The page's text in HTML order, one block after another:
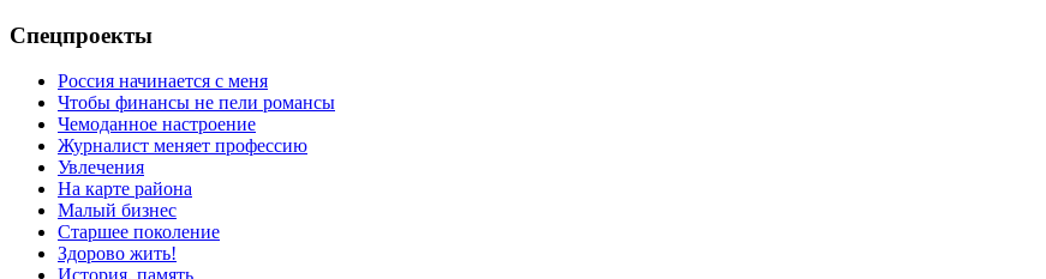
Спецпроекты
Россия начинается с меня
Чтобы финансы не пели романсы
Чемоданное настроение
Журналист меняет профессию
Увлечения
На карте района
Малый бизнес
Старшее поколение
Здорово жить!